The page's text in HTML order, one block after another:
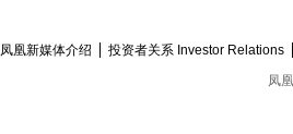
凤凰新媒体介绍 投资者关系 Investor Relations
凤